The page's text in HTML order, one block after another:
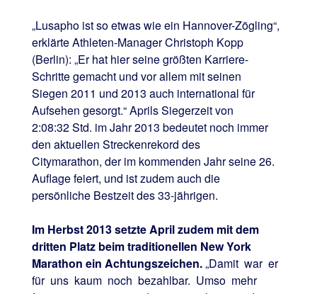
„Lusapho ist so etwas wie ein Hannover-Zögling“,
erklärte Athleten-Manager Christoph Kopp
(Berlin): „Er hat hier seine größten Karriere-
Schritte gemacht und vor allem mit seinen
Siegen 2011 und 2013 auch international für
Aufsehen gesorgt.“ Aprils Siegerzeit von
2:08:32 Std. im Jahr 2013 bedeutet noch immer
den aktuellen Streckenrekord des
Citymarathon, der im kommenden Jahr seine 26.
Auflage feiert, und ist zudem auch die
persönliche Bestzeit des 33-jährigen.
Im Herbst 2013 setzte April zudem mit dem
dritten Platz beim traditionellen New York
Marathon ein Achtungszeichen.„Damit war er
für uns kaum noch bezahlbar. Umso mehr